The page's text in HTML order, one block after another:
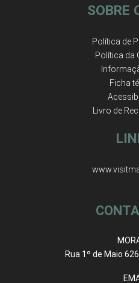
SOBRE
Política de
Política da
Ficha
Livro de
Rua 1º de Maio